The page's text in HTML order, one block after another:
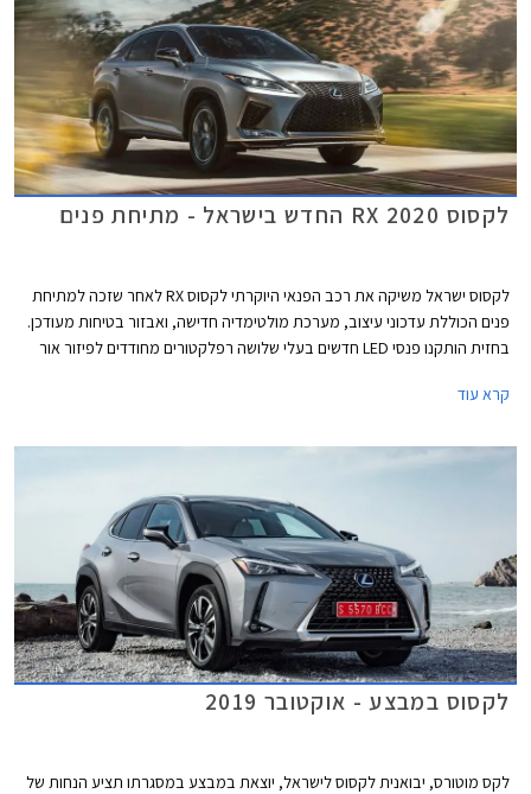
לקסוס RX 2020 החדש בישראל - מתיחת פנים
לקסוס ישראל משיקה את רכב הפנאי היוקרתי לקסוס RX לאחר שזכה למתיחת
פנים הכוללת עדכוני עיצוב, מערכת מולטימדיה חדישה, ואבזור בטיחות מעודכן.
בחזית הותקנו פנסי LED חדשים בעלי שלושה רפלקטורים מחודדים לפיזור אור
אינץ' מרשימים.
קרא עוד
לקסוס במבצע - אוקטובר 2019
לקס מוטורס, יבואנית לקסוס לישראל, יוצאת במבצע במסגרתו תציע הנחות של